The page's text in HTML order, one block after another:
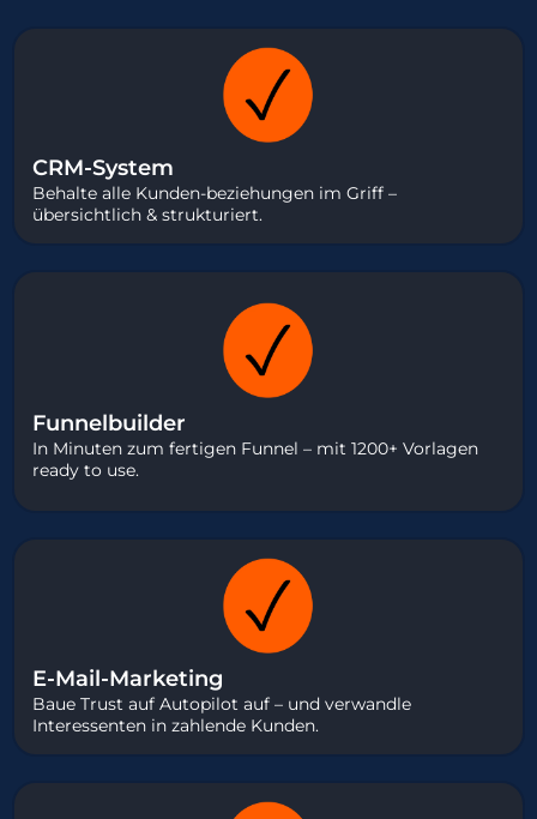
CRM-System
Behalte alle Kunden-beziehungen im Griff –
übersichtlich & strukturiert.
Funnelbuilder
In Minuten zum fertigen Funnel – mit 1200+ Vorlagen
ready to use.
E-Mail-Marketing
Baue Trust auf Autopilot auf – und verwandle
Interessenten in zahlende Kunden.